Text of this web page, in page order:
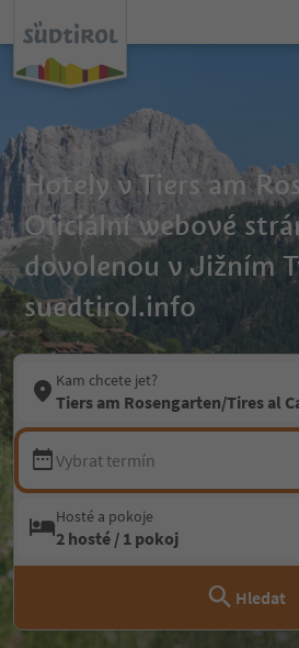
Hotely v Tiers am
Oficiální webové
dovolenou v Jižním
suedtirol.info
Kam chcete jet?
Tiers am Rosengarten/Tires al
Vybrat termín
Hosté a pokoje
2 hosté / 1 pokoj
Hledat